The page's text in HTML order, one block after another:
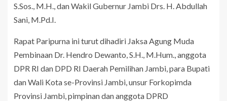
S.Sos., M.H., dan Wakil Gubernur Jambi Drs. H. Abdullah
Sani, M.Pd.I.
Rapat Paripurna ini turut dihadiri Jaksa Agung Muda
Pembinaan Dr. Hendro Dewanto, S.H., M.Hum., anggota
DPR RI dan DPD RI Daerah Pemilihan Jambi, para Bupati
dan Wali Kota se-Provinsi Jambi, unsur Forkopimda
Provinsi Jambi, pimpinan dan anggota DPRD